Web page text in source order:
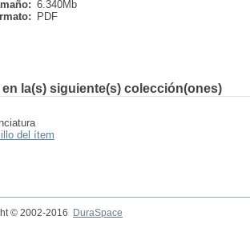
6.340Mb
PDF
en la(s) siguiente(s) colección(ones)
del ítem
© 2002-2016
DuraSpace